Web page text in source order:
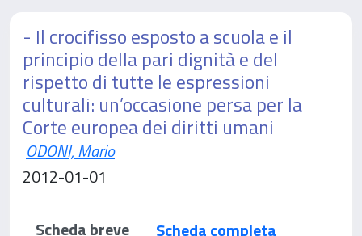
- Il crocifisso esposto a scuola e il
principio della pari dignità e del
rispetto di tutte le espressioni
culturali: un’occasione persa per la
Corte europea dei diritti umani
ODONI, Mario
2012-01-01
Scheda breve
Scheda completa